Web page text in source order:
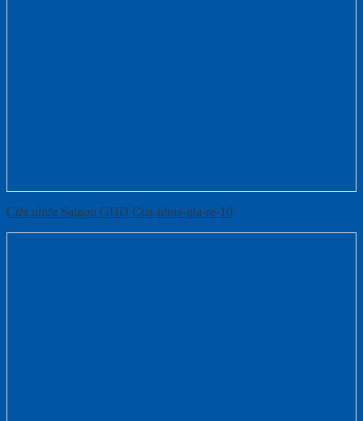
Cửa nhựa Saigon GHD Cua-nhua-gia-re-10